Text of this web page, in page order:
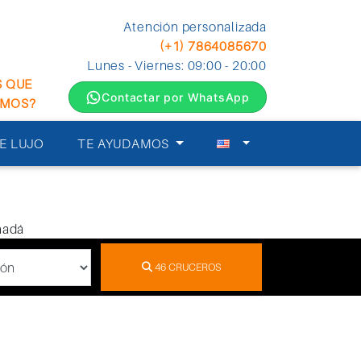
QUE
Atención personalizada
(+1) 7864085670
Lunes - Viernes: 09:00 - 20:00
Contactar por WhatsApp
LUJO TE AYUDAMOS
46CRUCEROS